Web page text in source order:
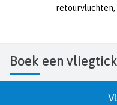
Boek een